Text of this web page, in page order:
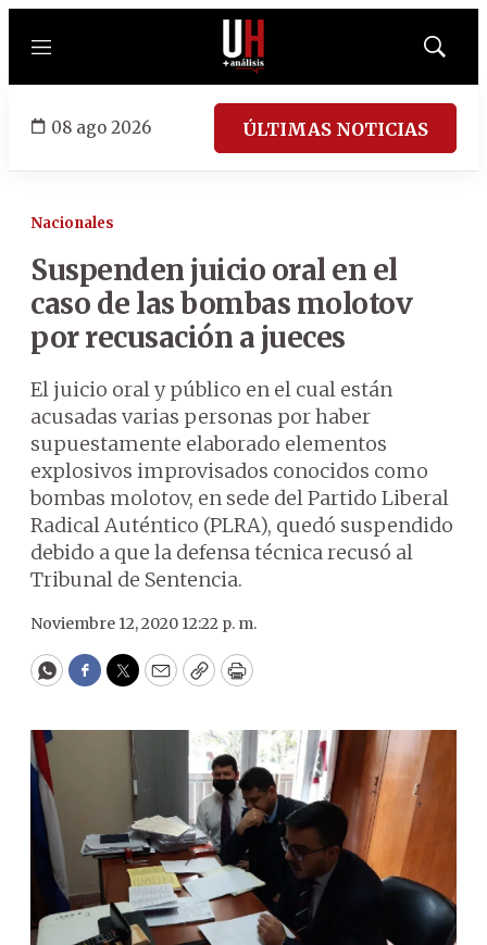
Menú
Mostrar
08 ago 2026 ÚLTIMAS NOTICIAS
Nacionales
Suspenden juicio oral en el
caso de las bombas molotov
por recusación a jueces
El juicio oral y público en el cual están
acusadas varias personas por haber
supuestamente elaborado elementos
explosivos improvisados conocidos como
bombas molotov, en sede del Partido Liberal
Radical Auténtico (PLRA), quedó suspendido
debido a que la defensa técnica recusó al
Tribunal de Sentencia.
Noviembre 12, 2020 12:22 p. m.
WhatsApp
Facebook
Twitter
EmailCopyPrint